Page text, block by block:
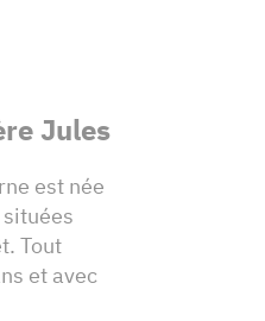
Jules
est née
Tout
et avec